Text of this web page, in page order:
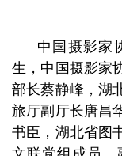
中国摄影家
生，中国摄影家
部长蔡静峰，湖
旅厅副厅长唐昌
书臣，湖北省图
文联党组成员